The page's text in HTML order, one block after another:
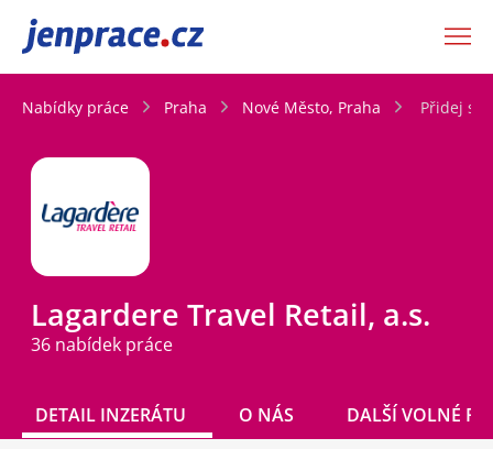
JenPráce.cz
Nabídky práce Praha Nové Město, Praha Přidej se
Lagardere Travel Retail, a.s.
36 nabídek práce
DETAIL INZERÁTU O NÁS DALŠÍ VOLNÉ